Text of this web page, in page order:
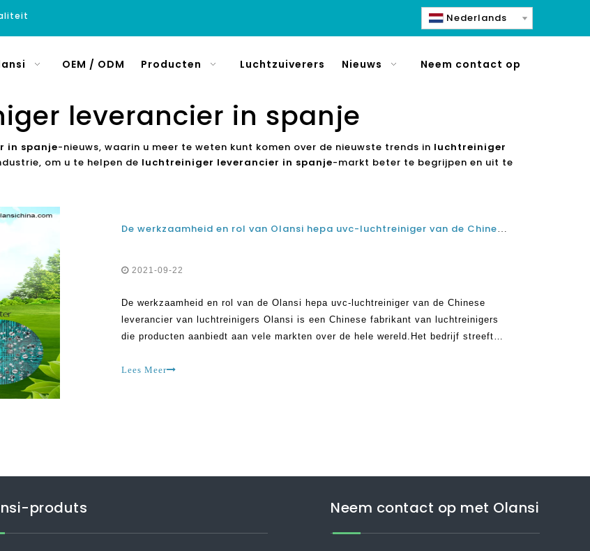
Nederlands
OEM / ODM Producten Luchtzuiverers Nieuws Neem contact op
leverancier in spanje
in spanje-nieuws, waarin u meer te weten kunt komen over de nieuwste trends in luchtreiniger
om u te helpen de luchtreiniger leverancier in spanje-markt beter te begrijpen en uit te
De werkzaamheid en rol van Olansi hepa uvc-luchtreiniger van de Chinese leverancier van luchtreinigers:
2021-09-22
De werkzaamheid en rol van de Olansi hepa uvc-luchtreiniger van de Chinese
leverancier van luchtreinigers Olansi is een Chinese fabrikant van luchtreinigers
die producten aanbiedt aan vele markten over de hele wereld.Het bedrijf streeft
actief met
Lees Meer
produts Neem contact op met Olansi